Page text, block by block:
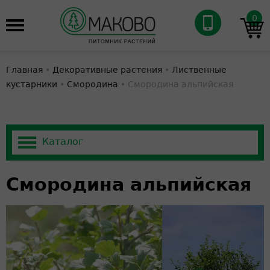
0
Главная • Декоративные растения • Лиственные
кустарники • Смородина • Смородина альпийская
Смородина альпийская